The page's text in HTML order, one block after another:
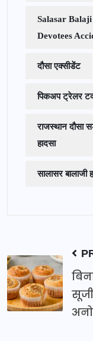
Salasar Balaji
Devotees
दौसा एक्सीडेंट
पिकअप ट्रेलर
राजस्थान दौसा
हादसा
सालासर बालाजी